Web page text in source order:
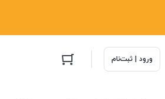
ورود | ثبت‌نام